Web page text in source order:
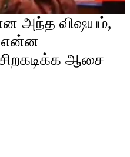
அந்த விஷயம்,
என்ன
ஆசை